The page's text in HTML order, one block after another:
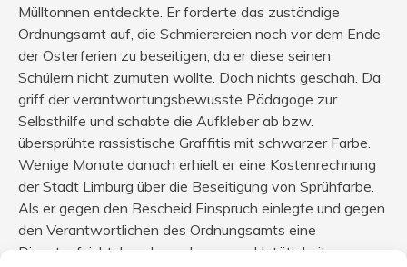
Mülltonnen entdeckte. Er forderte das zuständige
Ordnungsamt auf, die Schmierereien noch vor dem Ende
der Osterferien zu beseitigen, da er diese seinen
Schülern nicht zumuten wollte. Doch nichts geschah. Da
griff der verantwortungsbewusste Pädagoge zur
Selbsthilfe und schabte die Aufkleber ab bzw.
übersprühte rassistische Graffitis mit schwarzer Farbe.
Wenige Monate danach erhielt er eine Kostenrechnung
der Stadt Limburg über die Beseitigung von Sprühfarbe.
Als er gegen den Bescheid Einspruch einlegte und gegen
den Verantwortlichen des Ordnungsamts eine
Dienstaufsichtsbeschwerde wegen Untätigkeit